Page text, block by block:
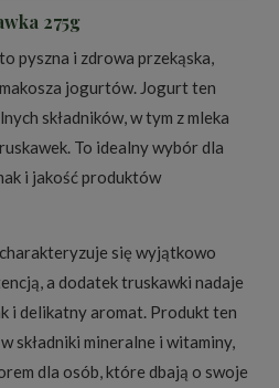
275g
pyszna i zdrowa przekąska,
jogurtów. Jogurt ten
składników, w tym z mleka
To idealny wybór dla
i jakość produktów
się wyjątkowo
a dodatek truskawki nadaje
i delikatny aromat. Produkt ten
składniki mineralne i witaminy,
dla osób, które dbają o swoje